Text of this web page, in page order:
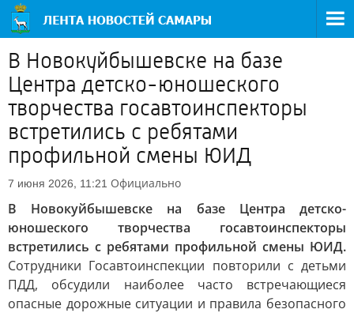
В Новокуйбышевске на базе
Центра детско-юношеского
творчества госавтоинспекторы
встретились с ребятами
профильной смены ЮИД
7 июня 2026, 11:21 Официально
В Новокуйбышевске на базе Центра детско-
юношеского творчества госавтоинспекторы
встретились с ребятами профильной смены ЮИД.
Сотрудники Госавтоинспекции повторили с детьми
ПДД, обсудили наиболее часто встречающиеся
опасные дорожные ситуации и правила безопасного